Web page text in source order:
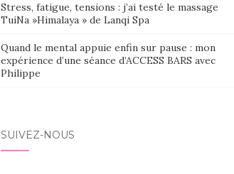
Stress, fatigue, tensions : j’ai testé le massage
TuiNa »Himalaya » de Lanqi Spa
Quand le mental appuie enfin sur pause : mon
expérience d’une séance d’ACCESS BARS avec
Philippe
SUIVEZ-NOUS